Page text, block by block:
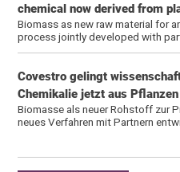
chemical now derived from
Biomass as new raw material for
process jointly developed with
Covestro gelingt
Chemikalie jetzt aus Pflanzen
Biomasse als neuer Rohstoff zur
neues Verfahren mit Partnern